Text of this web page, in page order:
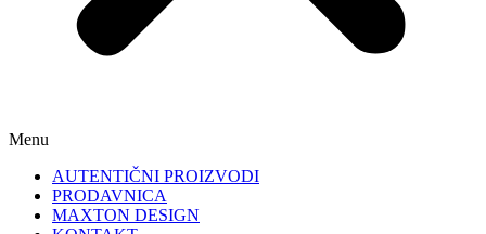
Menu
AUTENTIČNI PROIZVODI
PRODAVNICA
MAXTON DESIGN